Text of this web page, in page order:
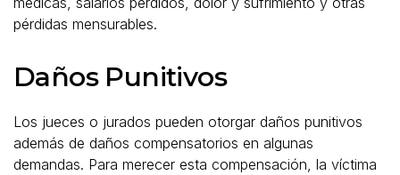
pérdidas mensurables.
Daños Punitivos
Los jueces o jurados pueden otorgar daños punitivos
además de daños compensatorios en algunas
demandas. Para merecer esta compensación, la víctima